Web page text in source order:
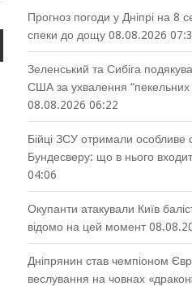
Прогноз погоди у Дніпрі на 8
спеки до дощу 08.08.2026
Зеленський та Сибіга
США за ухвалення “пекельних
08.08.2026 06:22
Бійці ЗСУ отримали особливе
Бундесверу: що в нього
04:06
Окупанти атакували Київ
відомо на цей момент
Дніпрянин став чемпіоном
веслування на човнах